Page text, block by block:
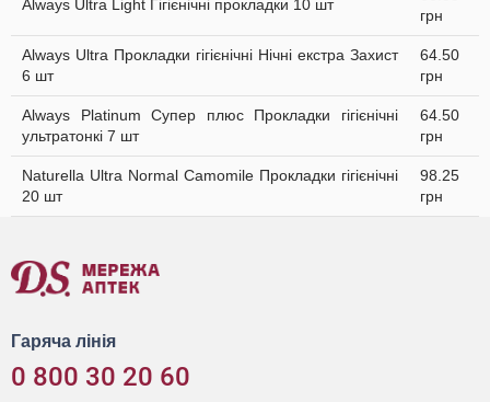
Always Ultra Light Гігієнічні прокладки 10 шт
грн
Always Ultra Прокладки гігієнічні Нічні екстра Захист
6 шт
64.50
грн
Always Platinum Супер плюс Прокладки гігієнічні
ультратонкі 7 шт
64.50
грн
Naturella Ultra Normal Camomile Прокладки гігієнічні
20 шт
98.25
грн
Гаряча лінія
0 800 30 20 60